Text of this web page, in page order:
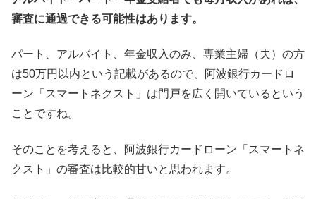
審査に通過できる可能性はあります。
パート、アルバイト、年金収入のみ、専業主婦（夫）の方
は50万円以内という記載があるので、阿波銀行カードロ
ーン「スマートネクスト」は門戸を広く開いているという
ことですね。
そのことを考えると、阿波銀行カードローン「スマートネ
クスト」の審査は比較的甘いと思われます。